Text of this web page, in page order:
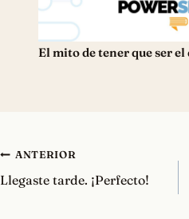
El mito de tener que ser el
Navegación
de
ANTERIOR
Llegaste tarde. ¡Perfecto!